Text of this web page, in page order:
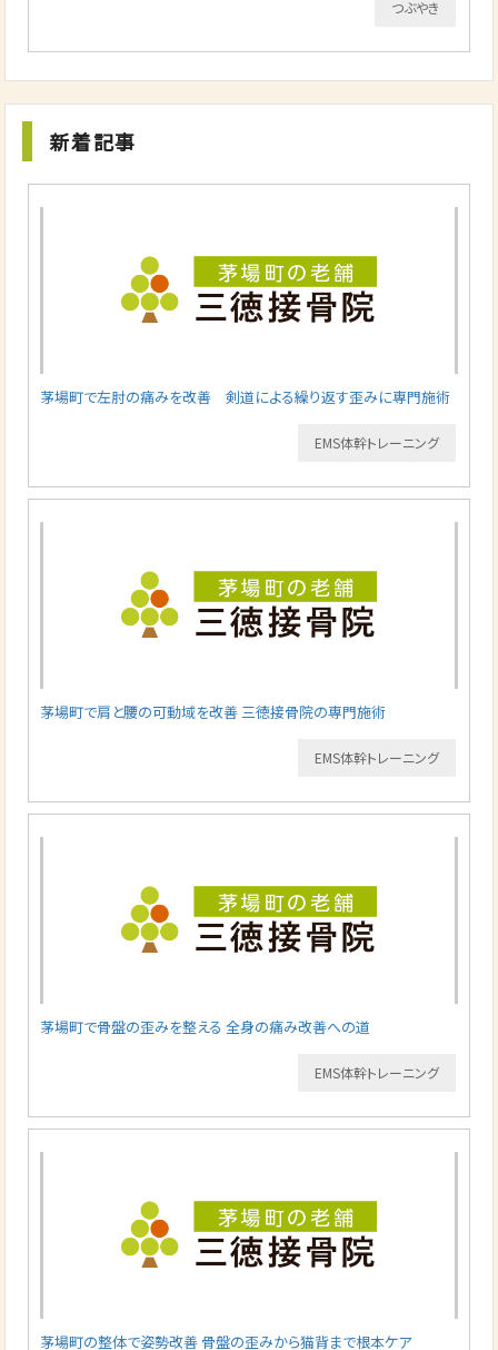
つぶやき
新着記事
茅場町で左肘の痛みを改善 剣道による繰り返す歪みに専門施術
EMS体幹トレーニング
茅場町で肩と腰の可動域を改善 三徳接骨院の専門施術
EMS体幹トレーニング
茅場町で骨盤の歪みを整える 全身の痛み改善への道
EMS体幹トレーニング
茅場町の整体で姿勢改善 骨盤の歪みから猫背まで根本ケア